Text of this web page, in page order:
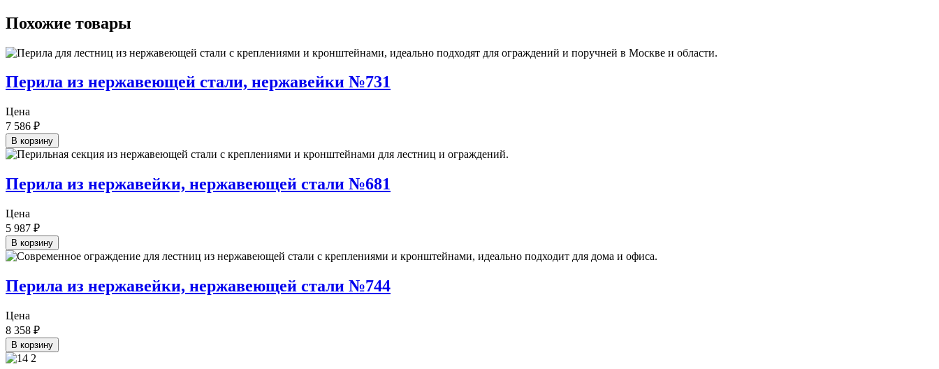
Похожие товары
Перила из нержавеющей стали, нержавейки №731
Цена
7 586 ₽
В корзину
Перила из нержавейки, нержавеющей стали №681
Цена
5 987 ₽
В корзину
Перила из нержавейки, нержавеющей стали №744
Цена
8 358 ₽
В корзину